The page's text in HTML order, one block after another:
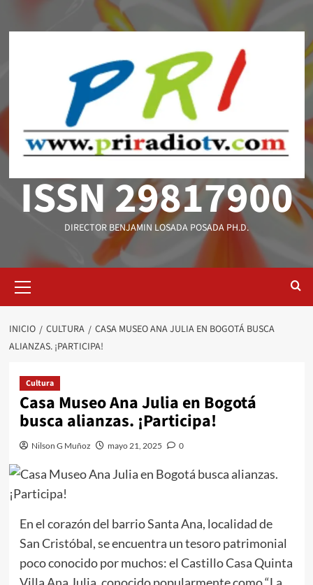
ISSN 29817900
DIRECTOR BENJAMIN LOSADA POSADA PH.D.
primario
INICIO CULTURA
CASA MUSEO ANA JULIA EN BOGOTÁ BUSCA
ALIANZAS. ¡PARTICIPA!
Cultura
Casa Museo Ana Julia en Bogotá
busca alianzas. ¡Participa!
Nilson G Muñoz mayo 21, 2025 0
En el corazón del barrio Santa Ana, localidad de
San Cristóbal, se encuentra un tesoro patrimonial
poco conocido por muchos: el Castillo Casa Quinta